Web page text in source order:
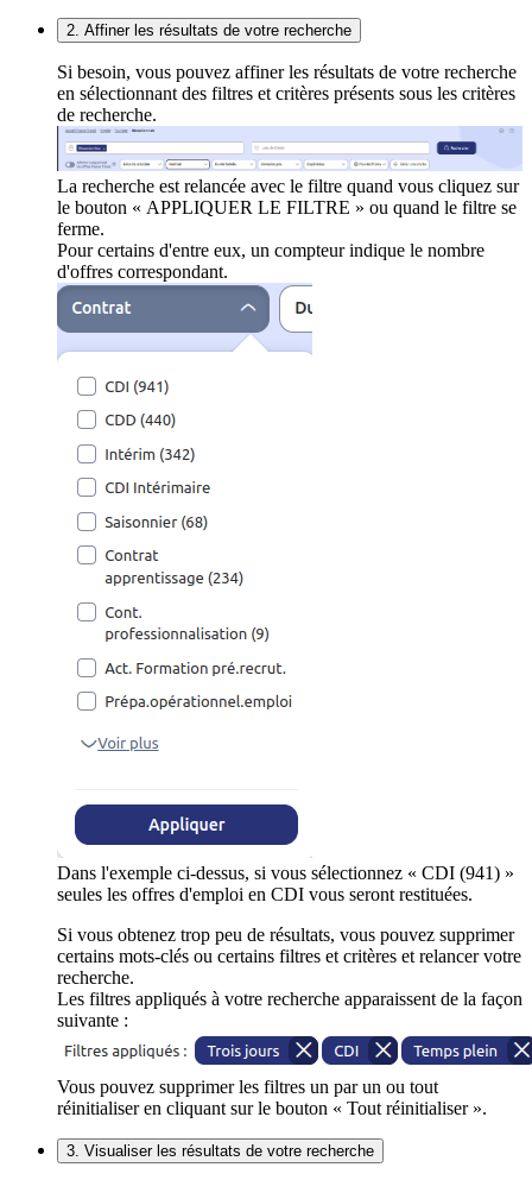
2. Affiner les résultats de votre recherche
Si besoin, vous pouvez affiner les résultats de votre recherche
en sélectionnant des filtres et critères présents sous les critères
de recherche.
La recherche est relancée avec le filtre quand vous cliquez sur
le bouton « APPLIQUER LE FILTRE » ou quand le filtre se
ferme.
Pour certains d'entre eux, un compteur indique le nombre
d'offres correspondant.
Dans l'exemple ci-dessus, si vous sélectionnez « CDI (941) »
seules les offres d'emploi en CDI vous seront restituées.
Si vous obtenez trop peu de résultats, vous pouvez supprimer
certains mots-clés ou certains filtres et critères et relancer votre
recherche.
Les filtres appliqués à votre recherche apparaissent de la façon
suivante :
Vous pouvez supprimer les filtres un par un ou tout
réinitialiser en cliquant sur le bouton « Tout réinitialiser ».
3. Visualiser les résultats de votre recherche